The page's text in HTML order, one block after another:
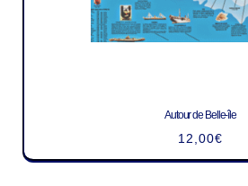
Autour de Belle-île
12,00€